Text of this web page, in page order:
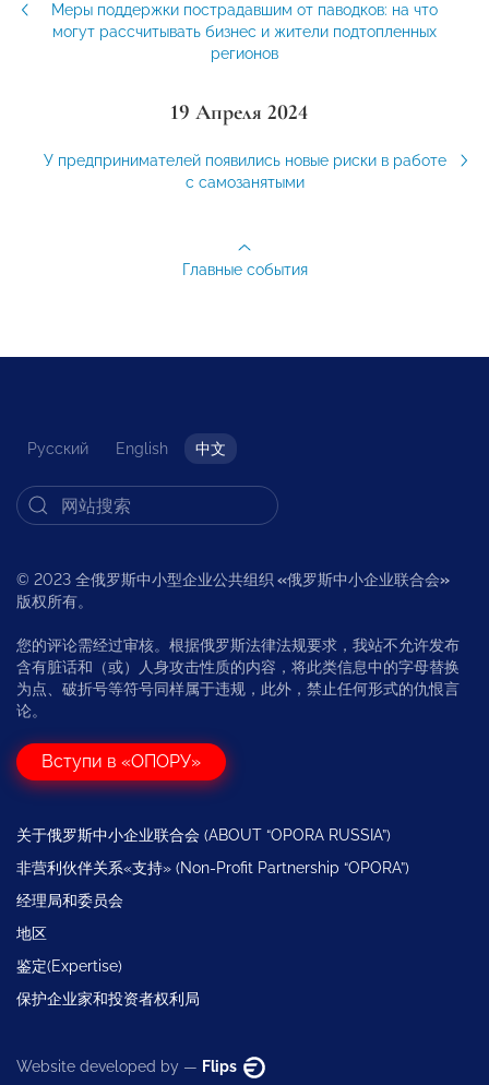
Меры поддержки пострадавшим от паводков: на что
могут рассчитывать бизнес и жители подтопленных
регионов
19 Апреля 2024
У предпринимателей появились новые риски в работе
с самозанятыми
Главные события
Русский English 中文
© 2023 全俄罗斯中小型企业公共组织 «俄罗斯中小企业联合会»
版权所有。
您的评论需经过审核。根据俄罗斯法律法规要求，我站不允许发布
含有脏话和（或）人身攻击性质的内容，将此类信息中的字母替换
为点、破折号等符号同样属于违规，此外，禁止任何形式的仇恨言
论。
Вступи в «ОПОРУ»
关于俄罗斯中小企业联合会 (ABOUT “OPORA RUSSIA”)
非营利伙伴关系«支持» (Non-Profit Partnership “OPORA”)
经理局和委员会
地区
鉴定(Expertise)
保护企业家和投资者权利局
Website developed by — Flips